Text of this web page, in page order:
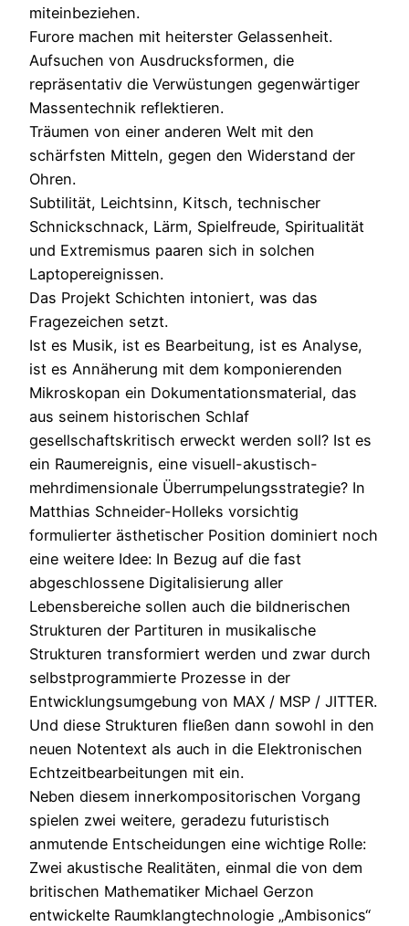
miteinbeziehen.
Furore machen mit heiterster Gelassenheit.
Aufsuchen von Ausdrucksformen, die
repräsentativ die Verwüstungen gegenwärtiger
Massentechnik reflektieren.
Träumen von einer anderen Welt mit den
schärfsten Mitteln, gegen den Widerstand der
Ohren.
Subtilität, Leichtsinn, Kitsch, technischer
Schnickschnack, Lärm, Spielfreude, Spiritualität
und Extremismus paaren sich in solchen
Laptopereignissen.
Das Projekt Schichten intoniert, was das
Fragezeichen setzt.
Ist es Musik, ist es Bearbeitung, ist es Analyse,
ist es Annäherung mit dem komponierenden
Mikroskopan ein Dokumentationsmaterial, das
aus seinem historischen Schlaf
gesellschaftskritisch erweckt werden soll? Ist es
ein Raumereignis, eine visuell-akustisch-
mehrdimensionale Überrumpelungsstrategie? In
Matthias Schneider-Holleks vorsichtig
formulierter ästhetischer Position dominiert noch
eine weitere Idee: In Bezug auf die fast
abgeschlossene Digitalisierung aller
Lebensbereiche sollen auch die bildnerischen
Strukturen der Partituren in musikalische
Strukturen transformiert werden und zwar durch
selbstprogrammierte Prozesse in der
Entwicklungsumgebung von MAX / MSP / JITTER.
Und diese Strukturen fließen dann sowohl in den
neuen Notentext als auch in die Elektronischen
Echtzeitbearbeitungen mit ein.
Neben diesem innerkompositorischen Vorgang
spielen zwei weitere, geradezu futuristisch
anmutende Entscheidungen eine wichtige Rolle:
Zwei akustische Realitäten, einmal die von dem
britischen Mathematiker Michael Gerzon
entwickelte Raumklangtechnologie „Ambisonics“